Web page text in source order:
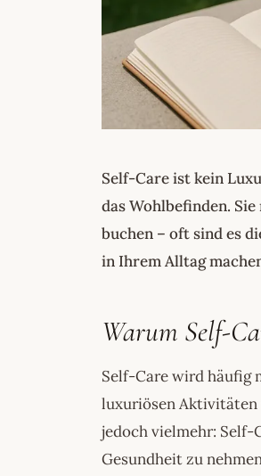
Self-Care ist kein
das Wohlbefinden.
buchen – oft sind es
in Ihrem Alltag
Warum Self-
Self-Care wird häufig
luxuriösen Aktivitäten
jedoch vielmehr: Self-
Gesundheit zu